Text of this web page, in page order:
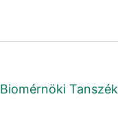
Biomérnöki Tanszék